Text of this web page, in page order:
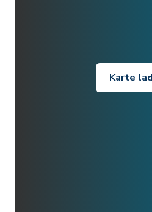
Karte